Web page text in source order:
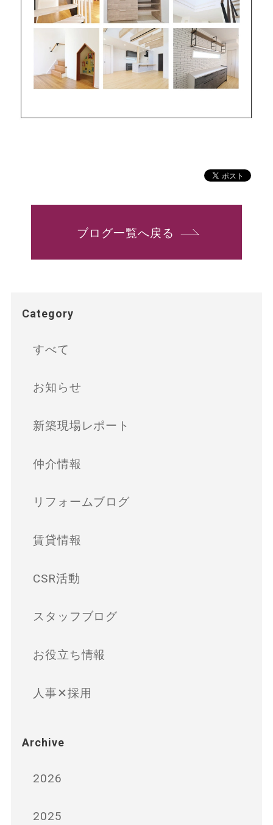
ブログ一覧へ戻る
Category
すべて
お知らせ
新築現場レポート
仲介情報
リフォームブログ
賃貸情報
CSR活動
スタッフブログ
お役立ち情報
人事✕採用
Archive
2026
2025